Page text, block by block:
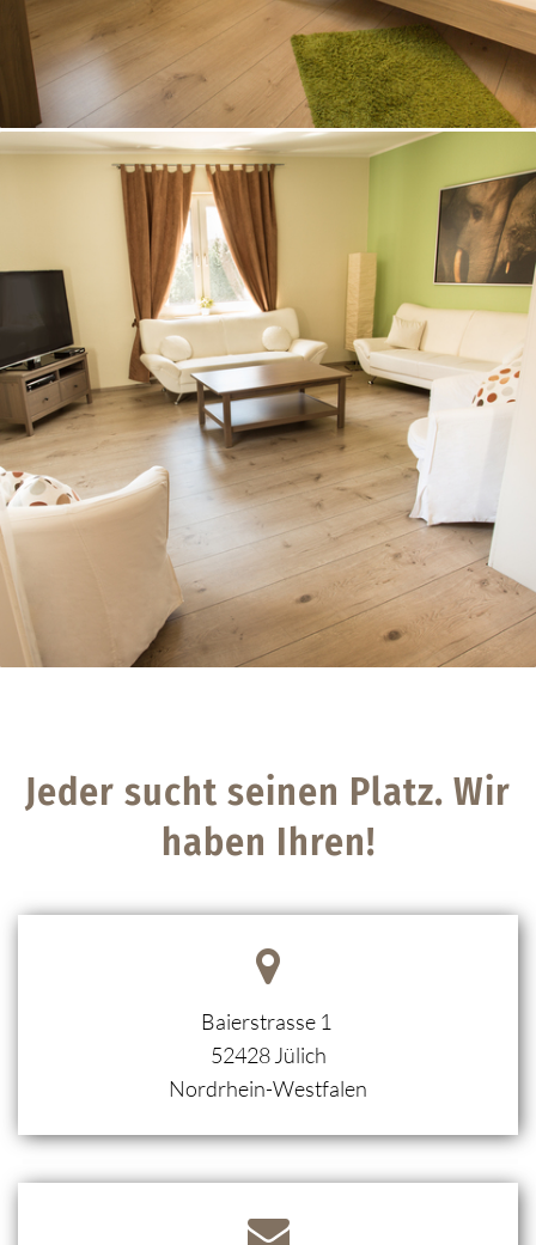
Jeder sucht seinen Platz. Wir
haben Ihren!
Baierstrasse 1
52428 Jülich
Nordrhein-Westfalen